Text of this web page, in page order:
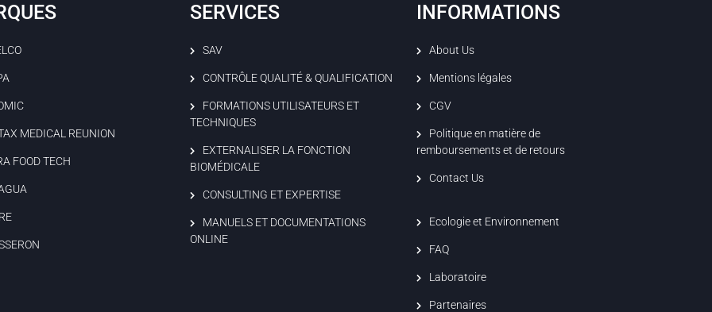
MEDICAL REUNION
FOOD TECH
SERVICES
SAV
CONTRÔLE QUALITÉ & QUALIFICATION
FORMATIONS UTILISATEURS ET
TECHNIQUES
EXTERNALISER LA FONCTION
BIOMÉDICALE
CONSULTING ET EXPERTISE
MANUELS ET DOCUMENTATIONS
ONLINE
INFORMATIONS
About Us
Mentions légales
CGV
Politique en matière de
remboursements et de retours
Contact Us
Ecologie et Environnement
FAQ
Laboratoire
Partenaires